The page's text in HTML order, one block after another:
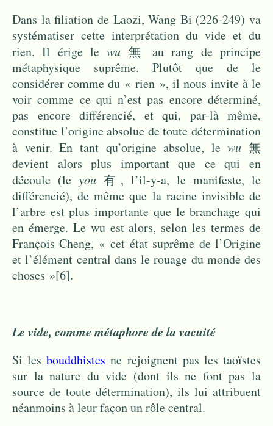
Dans la filiation de Laozi, Wang Bi (226-249) va
systématiser cette interprétation du vide et du
rien. Il érige lewu 無 au rang de principe
métaphysique suprême. Plutôt que de le
considérer comme du « rien », il nous invite à le
voir comme ce qui n’est pas encore déterminé,
pas encore différencié, et qui, par-là même,
constitue l’origine absolue de toute détermination
à venir. En tant qu’origine absolue, lewu 無
devient alors plus important que ce qui en
découle (leyou有, l’il-y-a, le manifeste, le
différencié), de même que la racine invisible de
l’arbre est plus importante que le branchage qui
en émerge. Le wu est alors, selon les termes de
François Cheng, « cet état suprême de l’Origine
et l’élément central dans le rouage du monde des
choses »[6].
Le vide, comme métaphore de la vacuité
Si lesbouddhistes ne rejoignent pas les taoïstes
sur la nature du vide (dont ils ne font pas la
source de toute détermination), ils lui attribuent
néanmoins à leur façon un rôle central.